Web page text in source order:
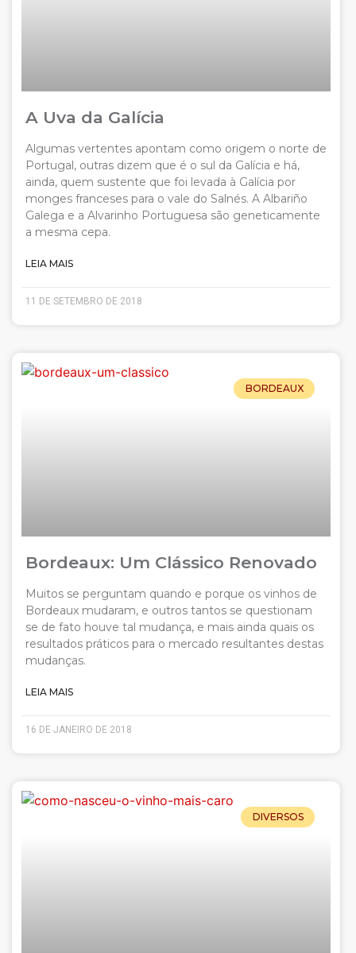
A Uva da Galícia
Algumas vertentes apontam como origem o norte de
Portugal, outras dizem que é o sul da Galícia e há,
ainda, quem sustente que foi levada à Galícia por
monges franceses para o vale do Salnés. A Albariño
Galega e a Alvarinho Portuguesa são geneticamente
a mesma cepa.
LEIA MAIS
11 DE SETEMBRO DE 2018
BORDEAUX
Bordeaux: Um Clássico Renovado
Muitos se perguntam quando e porque os vinhos de
Bordeaux mudaram, e outros tantos se questionam
se de fato houve tal mudança, e mais ainda quais os
resultados práticos para o mercado resultantes destas
mudanças.
LEIA MAIS
16 DE JANEIRO DE 2018
DIVERSOS